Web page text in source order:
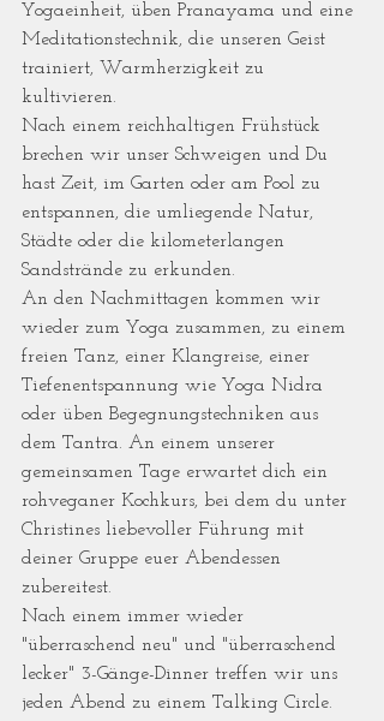
Yogaeinheit, üben Pranayama und eine
Meditationstechnik, die unseren Geist
trainiert, Warmherzigkeit zu
kultivieren.
Nach einem reichhaltigen Frühstück
brechen wir unser Schweigen und Du
hast Zeit, im Garten oder am Pool zu
entspannen, die umliegende Natur,
Städte oder die kilometerlangen
Sandstrände zu erkunden.
An den Nachmittagen kommen wir
wieder zum Yoga zusammen, zu einem
freien Tanz, einer Klangreise, einer
Tiefenentspannung wie Yoga Nidra
oder üben Begegnungstechniken aus
dem Tantra. An einem unserer
gemeinsamen Tage erwartet dich ein
rohveganer Kochkurs, bei dem du unter
Christines liebevoller Führung mit
deiner Gruppe euer Abendessen
zubereitest.
Nach einem immer wieder
"überraschend neu" und "überraschend
lecker" 3-Gänge-Dinner treffen wir uns
jeden Abend zu einem Talking Circle.